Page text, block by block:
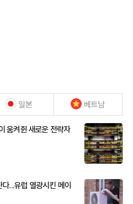
일본 베트남
움켜쥔 새로운 전략자
...유럽 열광시킨 메이